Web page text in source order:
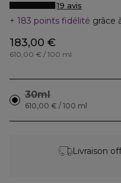
19 avis
183 points fidélité grâce
183,00 €
610,00 € / 100 ml
30ml
610,00 € / 100 ml
Livraison